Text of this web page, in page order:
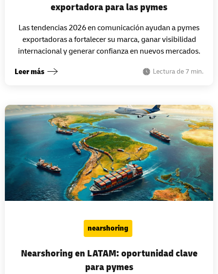
exportadora para las pymes
Las tendencias 2026 en comunicación ayudan a pymes
exportadoras a fortalecer su marca, ganar visibilidad
internacional y generar confianza en nuevos mercados.
Leer más Lectura de 7 min.
nearshoring
Nearshoring en LATAM: oportunidad clave
para pymes